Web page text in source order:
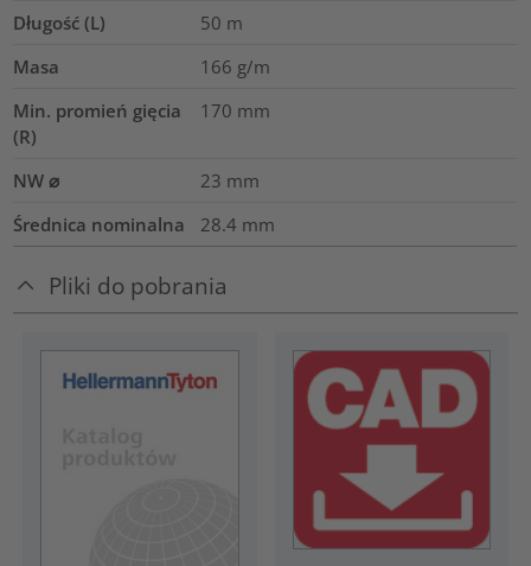
Długość (L)
50 m
Masa
166 g/m
Min. promień gięcia
(R)
170 mm
NW ⌀ 23 mm
Średnica nominalna
28.4 mm
Pliki do pobrania